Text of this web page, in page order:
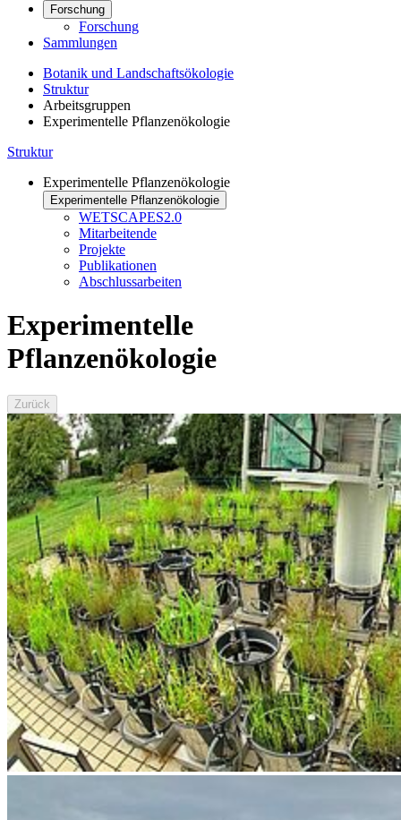
Forschung
Forschung
Sammlungen
Botanik und Landschaftsökologie
Struktur
Arbeitsgruppen
Experimentelle Pflanzenökologie
Struktur
Experimentelle Pflanzenökologie
Experimentelle Pflanzenökologie
WETSCAPES2.0
Mitarbeitende
Projekte
Publikationen
Abschlussarbeiten
Experimentelle
Pflanzenökologie
Zurück